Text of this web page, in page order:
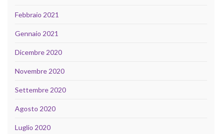
Febbraio 2021
Gennaio 2021
Dicembre 2020
Novembre 2020
Settembre 2020
Agosto 2020
Luglio 2020